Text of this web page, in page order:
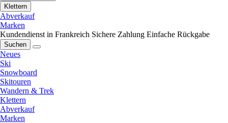
Klettern
Abverkauf
Marken
Kundendienst in Frankreich Sichere Zahlung Einfache Rückgabe
Suchen
Neues
Ski
Snowboard
Skitouren
Wandern & Trek
Klettern
Abverkauf
Marken